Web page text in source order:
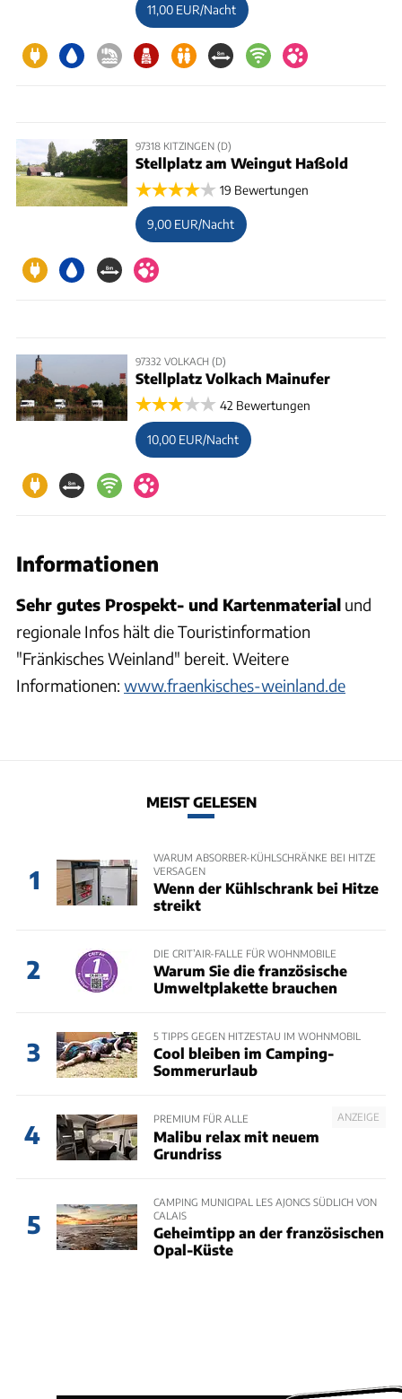
11,00 EUR/Nacht
97318 KITZINGEN (D)
Stellplatz am Weingut Haßold
19 Bewertungen
9,00 EUR/Nacht
97332 VOLKACH (D)
Stellplatz Volkach Mainufer
42 Bewertungen
10,00 EUR/Nacht
Informationen
Sehr gutes Prospekt- und Kartenmaterial und
regionale Infos hält die Touristinformation
"Fränkisches Weinland" bereit. Weitere
Informationen: www.fraenkisches-weinland.de
MEIST GELESEN
1
WARUM ABSORBER-KÜHLSCHRÄNKE BEI HITZE
VERSAGEN
Wenn der Kühlschrank bei Hitze
streikt
2
DIE CRIT’AIR-FALLE FÜR WOHNMOBILE
Warum Sie die französische
Umweltplakette brauchen
3
5 TIPPS GEGEN HITZESTAU IM WOHNMOBIL
Cool bleiben im Camping-
Sommerurlaub
4
ANZEIGE
PREMIUM FÜR ALLE
Malibu relax mit neuem
Grundriss
5
CAMPING MUNICIPAL LES AJONCS SÜDLICH VON
CALAIS
Geheimtipp an der französischen
Opal-Küste